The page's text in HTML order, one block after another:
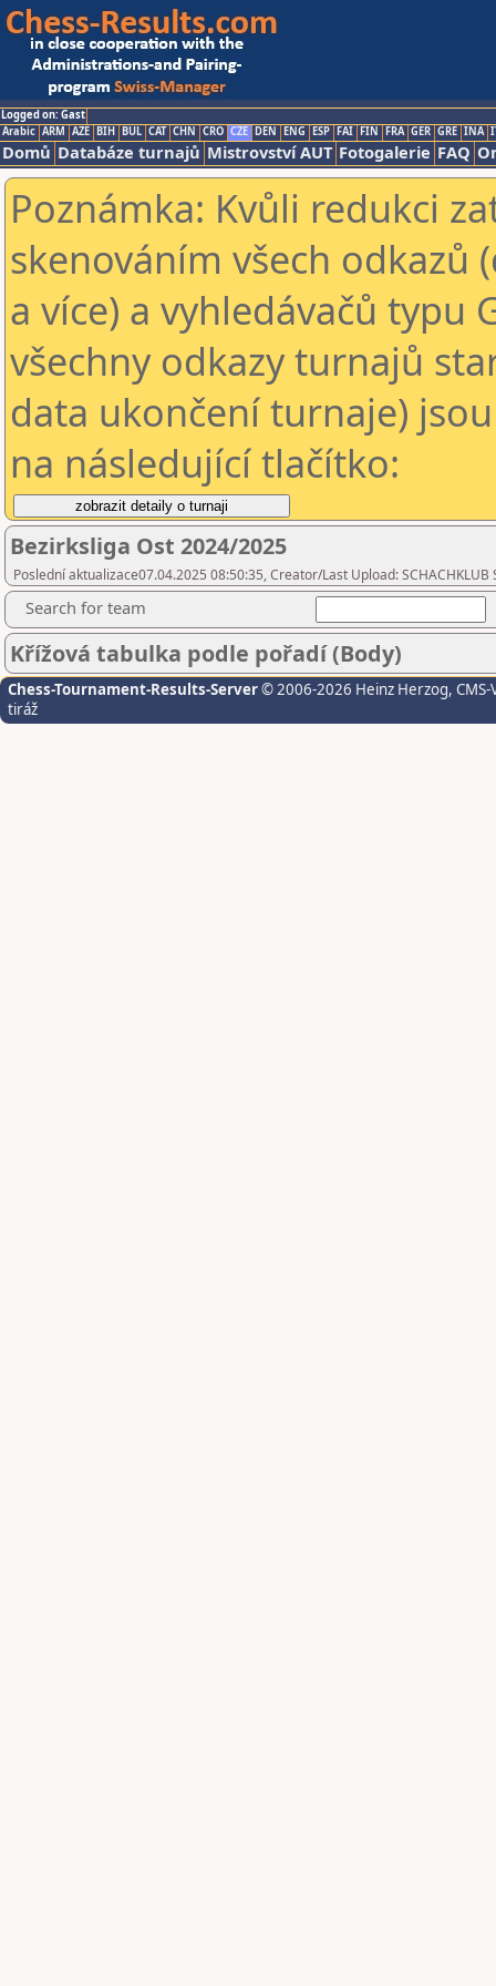
Logged on: Gast
Arabic ARM AZE BIH BUL CAT CHN CRO CZE DEN ENG ESP FAI FIN FRA GER GRE INA
Domů Databáze turnajů Mistrovství AUT Fotogalerie FAQ
Poznámka: Kvůli redukci
skenováním všech odkazů
a více) a vyhledávačů typu
všechny odkazy turnajů
data ukončení turnaje)
na následující tlačítko:
Bezirksliga Ost 2024/2025
Poslední aktualizace07.04.2025 08:50:35, Creator/Last Upload: SCHACHKLUB
Search for team
Křížová tabulka podle pořadí (Body)
Chess-Tournament-Results-Server© 2006-2026 Heinz Herzog,
tiráž